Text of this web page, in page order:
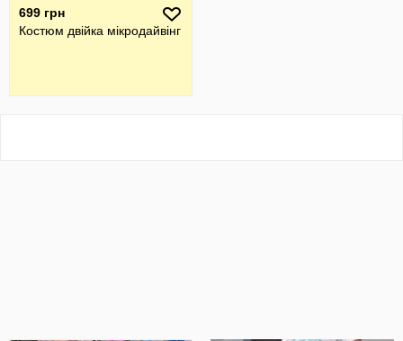
699 грн
Костюм двійка мікродайвінг